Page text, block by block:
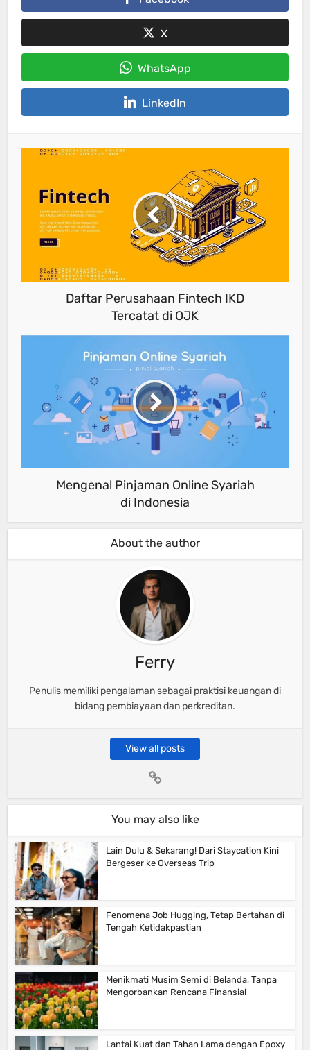
X
WhatsApp
LinkedIn
Daftar Perusahaan Fintech IKD
Tercatat di OJK
Mengenal Pinjaman Online Syariah
di Indonesia
About the author
Ferry
Penulis memiliki pengalaman sebagai praktisi keuangan di
bidang pembiayaan dan perkreditan.
View all posts
You may also like
Lain Dulu & Sekarang! Dari Staycation Kini
Bergeser ke Overseas Trip
Fenomena Job Hugging, Tetap Bertahan di
Tengah Ketidakpastian
Menikmati Musim Semi di Belanda, Tanpa
Mengorbankan Rencana Finansial
Lantai Kuat dan Tahan Lama dengan Epoxy